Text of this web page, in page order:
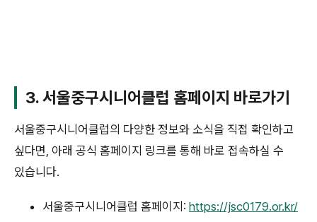
3. 서울중구시니어클럽 홈페이지 바로가기
서울중구시니어클럽의 다양한 정보와 소식을 직접 확인하고
싶다면, 아래 공식 홈페이지 링크를 통해 바로 접속하실 수
있습니다.
서울중구시니어클럽 홈페이지: https://jsc0179.or.kr/